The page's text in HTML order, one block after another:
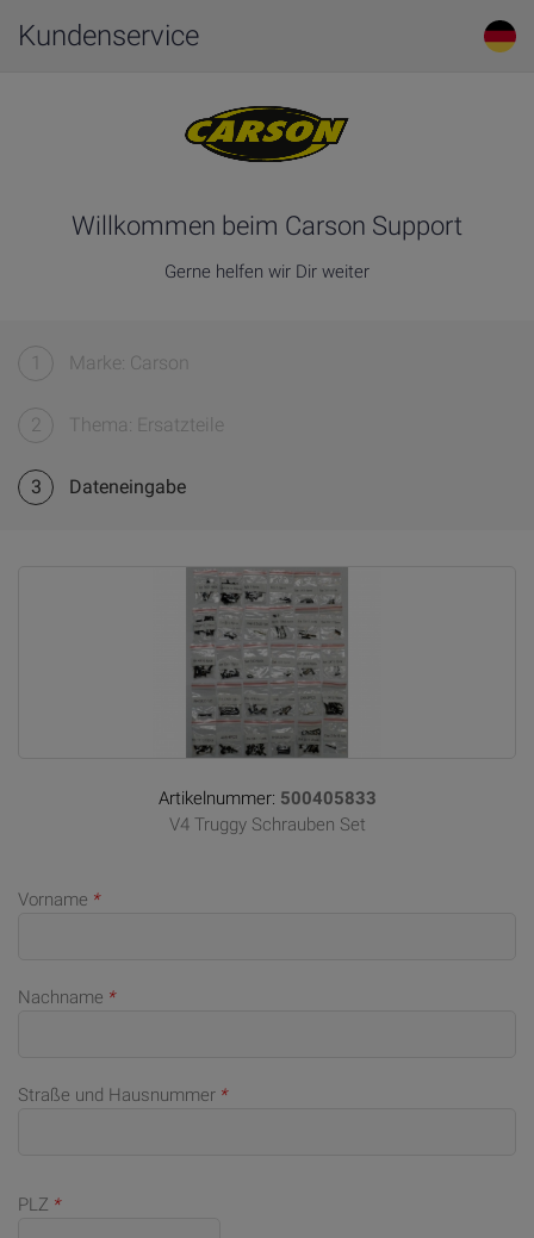
Kundenservice
Willkommen beim Carson Support
Gerne helfen wir Dir weiter
1 Marke: Carson
2 Thema: Ersatzteile
3 Dateneingabe
Artikelnummer: 500405833
V4 Truggy Schrauben Set
Vorname *
Nachname *
Straße und Hausnummer *
PLZ *